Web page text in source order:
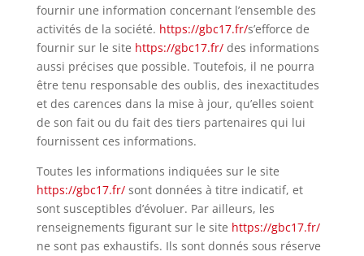
fournir une information concernant l’ensemble des
activités de la société. https://gbc17.fr/s’efforce de
fournir sur le site https://gbc17.fr/des informations
aussi précises que possible. Toutefois, il ne pourra
être tenu responsable des oublis, des inexactitudes
et des carences dans la mise à jour, qu’elles soient
de son fait ou du fait des tiers partenaires qui lui
fournissent ces informations.
Toutes les informations indiquées sur le site
https://gbc17.fr/sont données à titre indicatif, et
sont susceptibles d’évoluer. Par ailleurs, les
renseignements figurant sur le site https://gbc17.fr/
ne sont pas exhaustifs. Ils sont donnés sous réserve